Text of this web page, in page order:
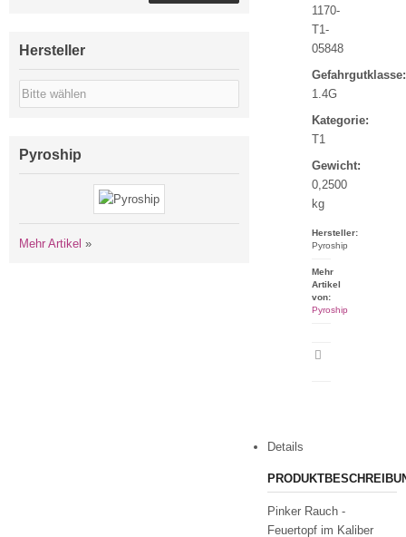
1170-
T1-
05848
Gefahrgutklasse:
1.4G
Kategorie:
T1
Gewicht:
0,2500
kg
Hersteller:
Pyroship
Mehr
Artikel
von:
Pyroship
Details
Pinker Rauch -
Feuertopf im Kaliber
Hersteller
Pyroship
Mehr Artikel »